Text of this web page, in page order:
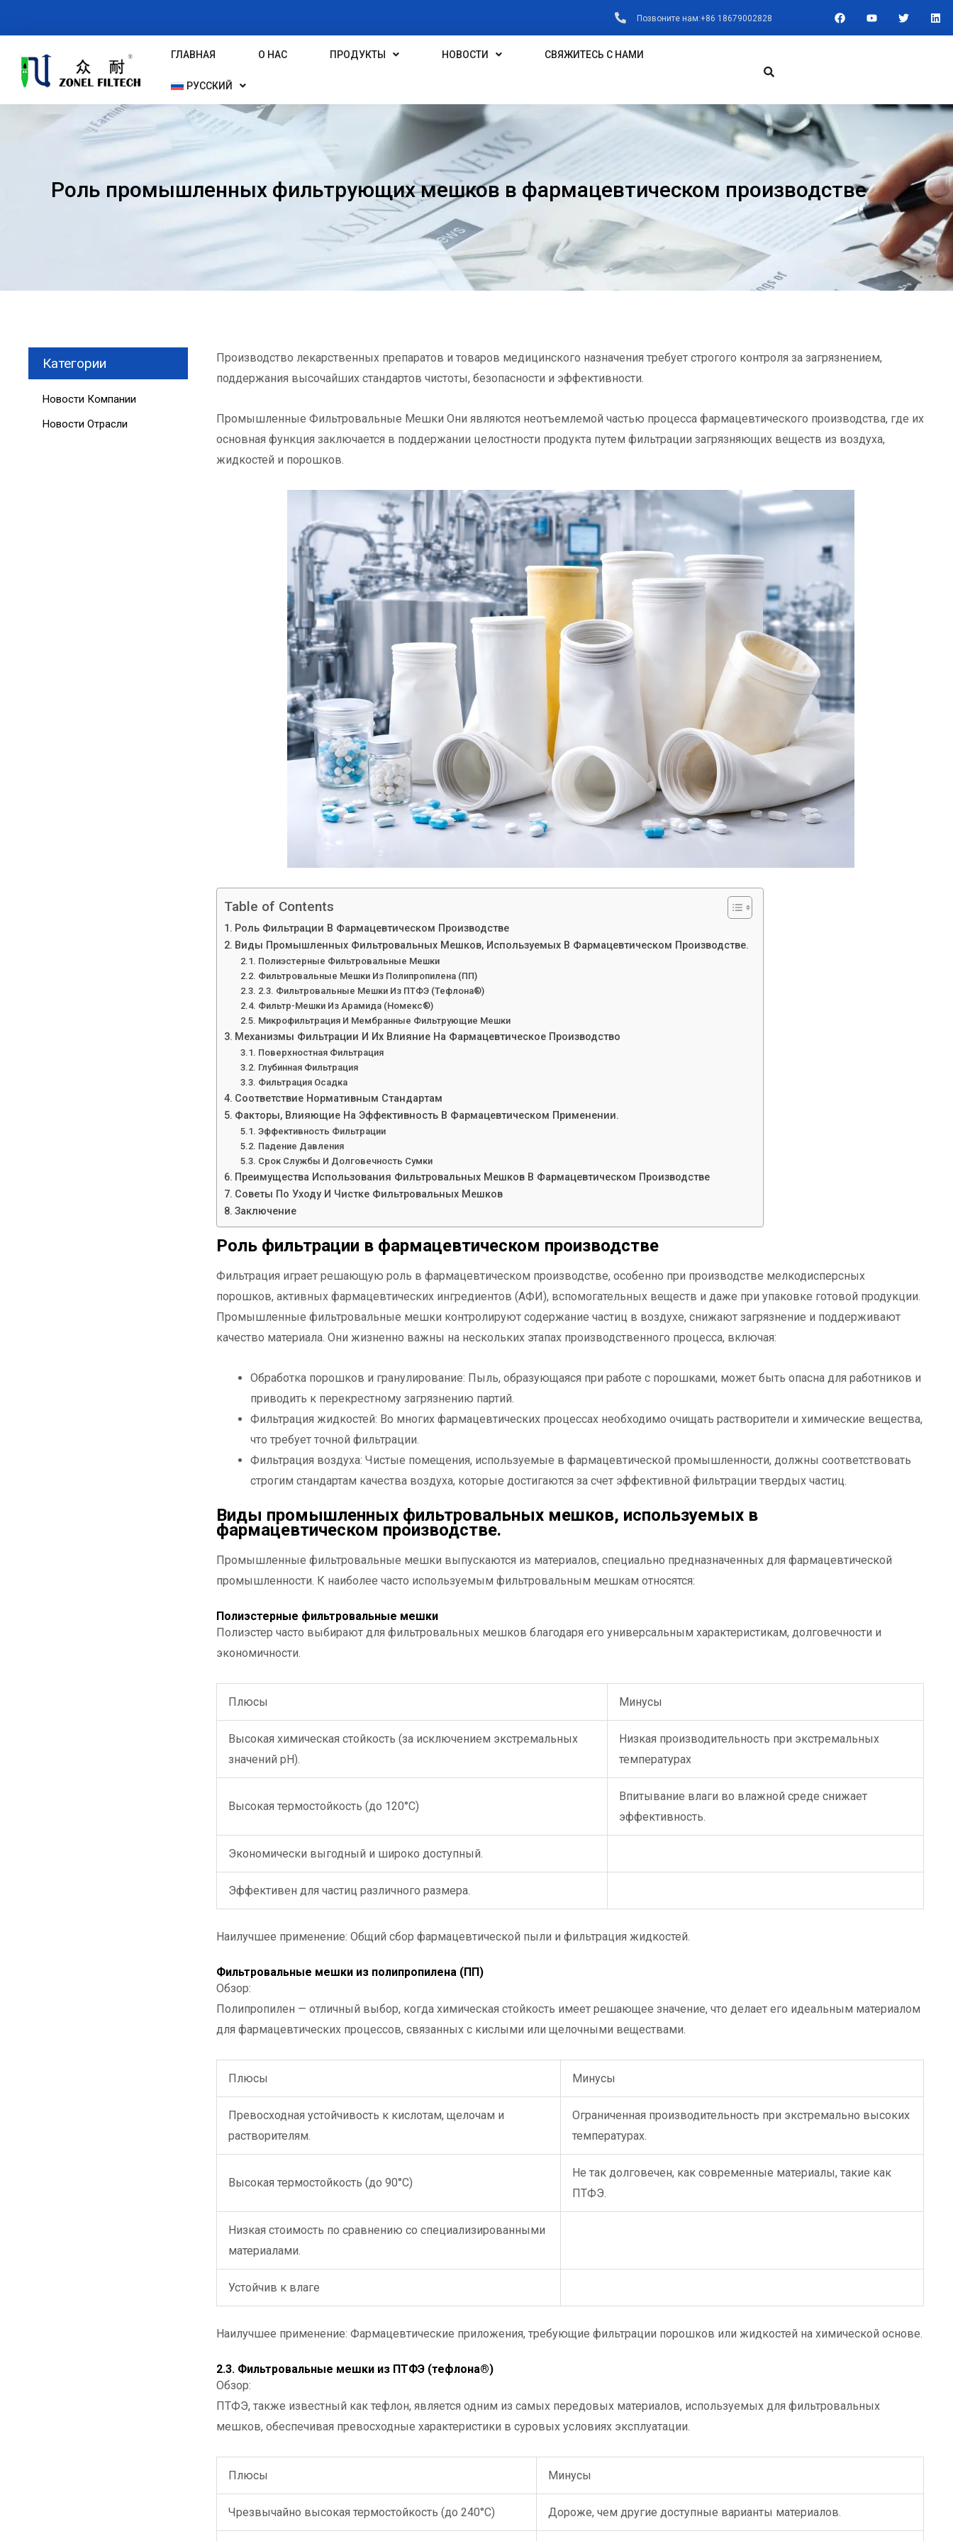
Содержимому
Позвоните нам:+86 18679002828
F
A
C
Y
O
U
T
W
I
L
I
N
ГЛАВНАЯ О НАС ПРОДУКТЫ НОВОСТИ СВЯЖИТЕСЬ С НАМИ
РУССКИЙ
Роль промышленных фильтрующих мешков в фармацевтическом производстве
Категории
Новости Компании
Новости Отрасли
Производство лекарственных препаратов и товаров медицинского назначения требует строгого контроля за загрязнением,
поддержания высочайших стандартов чистоты, безопасности и эффективности.
Промышленные Фильтровальные Мешки Они являются неотъемлемой частью процесса фармацевтического производства, где их
основная функция заключается в поддержании целостности продукта путем фильтрации загрязняющих веществ из воздуха,
жидкостей и порошков.
Table of Contents
Роль Фильтрации В Фармацевтическом Производстве
Виды Промышленных Фильтровальных Мешков, Используемых В Фармацевтическом Производстве.
Полиэстерные Фильтровальные Мешки
Фильтровальные Мешки Из Полипропилена (ПП)
2.3. Фильтровальные Мешки Из ПТФЭ (тефлона®)
Фильтр-Мешки Из Арамида (Номекс®)
Микрофильтрация И Мембранные Фильтрующие Мешки
Механизмы Фильтрации И Их Влияние На Фармацевтическое Производство
Поверхностная Фильтрация
Глубинная Фильтрация
Фильтрация Осадка
Соответствие Нормативным Стандартам
Факторы, Влияющие На Эффективность В Фармацевтическом Применении.
Эффективность Фильтрации
Падение Давления
Срок Службы И Долговечность Сумки
Преимущества Использования Фильтровальных Мешков В Фармацевтическом Производстве
Советы По Уходу И Чистке Фильтровальных Мешков
Заключение
Роль фильтрации в фармацевтическом производстве
Фильтрация играет решающую роль в фармацевтическом производстве, особенно при производстве мелкодисперсных
порошков, активных фармацевтических ингредиентов (АФИ), вспомогательных веществ и даже при упаковке готовой продукции.
Промышленные фильтровальные мешки контролируют содержание частиц в воздухе, снижают загрязнение и поддерживают
качество материала. Они жизненно важны на нескольких этапах производственного процесса, включая:
Обработка порошков и гранулирование: Пыль, образующаяся при работе с порошками, может быть опасна для работников и
приводить к перекрестному загрязнению партий.
Фильтрация жидкостей: Во многих фармацевтических процессах необходимо очищать растворители и химические вещества,
что требует точной фильтрации.
Фильтрация воздуха: Чистые помещения, используемые в фармацевтической промышленности, должны соответствовать
строгим стандартам качества воздуха, которые достигаются за счет эффективной фильтрации твердых частиц.
Виды промышленных фильтровальных мешков, используемых в
фармацевтическом производстве.
Промышленные фильтровальные мешки выпускаются из материалов, специально предназначенных для фармацевтической
промышленности. К наиболее часто используемым фильтровальным мешкам относятся:
Полиэстерные фильтровальные мешки
Полиэстер часто выбирают для фильтровальных мешков благодаря его универсальным характеристикам, долговечности и
экономичности.
Плюсы Минусы
Высокая химическая стойкость (за исключением экстремальных
значений pH).
Низкая производительность при экстремальных
температурах
Высокая термостойкость (до 120°C)
Впитывание влаги во влажной среде снижает
эффективность.
Экономически выгодный и широко доступный.
Эффективен для частиц различного размера.
Наилучшее применение: Общий сбор фармацевтической пыли и фильтрация жидкостей.
Фильтровальные мешки из полипропилена (ПП)
Обзор:
Полипропилен — отличный выбор, когда химическая стойкость имеет решающее значение, что делает его идеальным материалом
для фармацевтических процессов, связанных с кислыми или щелочными веществами.
Плюсы Минусы
Превосходная устойчивость к кислотам, щелочам и
растворителям.
Ограниченная производительность при экстремально высоких
температурах.
Высокая термостойкость (до 90°C)
Не так долговечен, как современные материалы, такие как
ПТФЭ.
Низкая стоимость по сравнению со специализированными
материалами.
Устойчив к влаге
Наилучшее применение: Фармацевтические приложения, требующие фильтрации порошков или жидкостей на химической основе.
2.3. Фильтровальные мешки из ПТФЭ (тефлона®)
Обзор:
ПТФЭ, также известный как тефлон, является одним из самых передовых материалов, используемых для фильтровальных
мешков, обеспечивая превосходные характеристики в суровых условиях эксплуатации.
Плюсы Минусы
Чрезвычайно высокая термостойкость (до 240°C) Дороже, чем другие доступные варианты материалов.